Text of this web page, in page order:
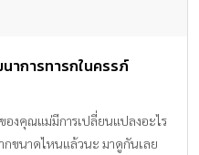
การทารกในครรภ์
งคุณแม่มีการเปลี่ยนแปลงอะไร
ขนาดไหนแล้วนะ มาดูกันเลย